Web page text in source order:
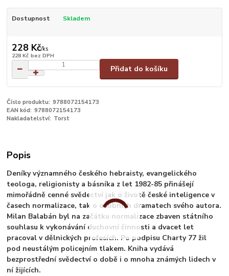
Dostupnost Skladem
228 Kč/ks
228 Kč bez DPH
Přidat do košíku
Číslo produktu: 9788072154173
EAN kód: 9788072154173
Nakladatelství: Torst
Popis
Deníky významného českého hebraisty, evangelického
teologa, religionisty a básníka z let 1982-85 přinášejí
mimořádně cenné svědectví jak o životě české inteligence v
časech normalizace, tak o osobních dramatech svého autora.
Milan Balabán byl na začátku normalizace zbaven státního
souhlasu k vykonávání duchovní činnosti a dvacet let
pracoval v dělnických profesích. Po podpisu Charty 77 žil
pod neustálým policejním tlakem. Kniha vydává
bezprostřední svědectví o době i o mnoha známých lidech v
ní žijících.